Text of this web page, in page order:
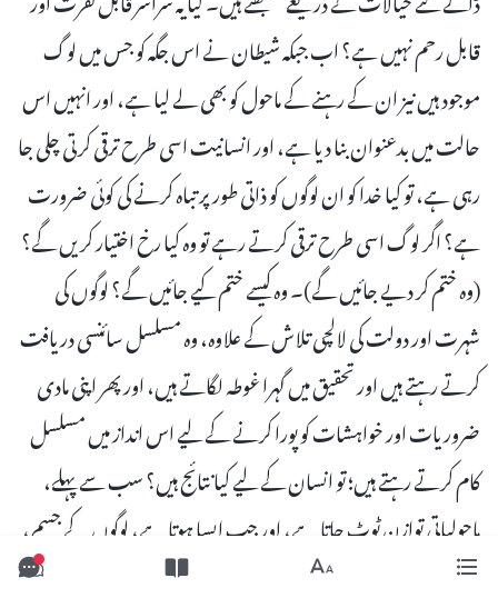
قابل رحم نہیں ہے؟ اب جبکہ شیطان نے اس جگہ کو جس میں لوگ
موجود ہیں نیز ان کے رہنے کے ماحول کو بھی لے لیا ہے، اور انہیں اس
حالت میں بدعنوان بنا دیا ہے، اور انسانیت اسی طرح ترقی کرتی چلی جا
رہی ہے، تو کیا خدا کو ان لوگوں کو ذاتی طور پر تباہ کرنے کی کوئی ضرورت
ہے؟ اگر لوگ اسی طرح ترقی کرتے رہے تو وہ کیا رخ اختیار کریں گے؟
(وہ ختم کر دیے جائیں گے)۔ وہ کیسے ختم کیے جائیں گے؟ لوگوں کی
شہرت اور دولت کی لالچی تلاش کے علاوہ، وہ مسلسل سائنسی دریافت
کرتے رہتے ہیں اور تحقیق میں گہرا غوطہ لگاتے ہیں، اور پھر اپنی مادی
ضروریات اور خواہشات کو پورا کرنے کے لیے اس انداز میں مسلسل
کام کرتے رہتے ہیں؛ تو انسان کے لیے کیا نتائج ہیں؟ سب سے پہلے،
ماحولیاتی توازن ٹوٹ جاتا ہے، اور جب ایسا ہوتا ہے، لوگوں کے جسم،
ان کے اندرونی اعضاء، اس غیر متوازن ماحول کی وجہ سے داغدار اور